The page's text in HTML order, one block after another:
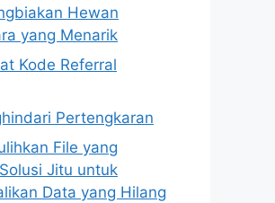
Hewan
yang Menarik
Kode Referral
Pertengkaran
File yang
Jitu untuk
Data yang Hilang